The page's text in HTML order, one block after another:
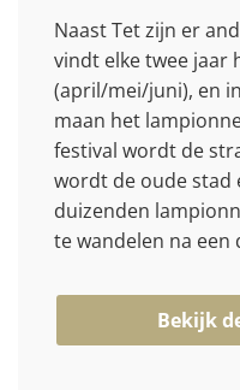
Naast Tet zijn er
vindt elke twee jaar
(april/mei/juni), en
maan het
festival wordt de
wordt de oude stad
duizenden
te wandelen na een
Bekijk